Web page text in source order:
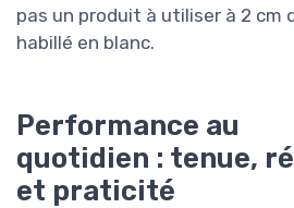
pas un produit à utiliser à 2
habillé en blanc.
Performance au
quotidien : tenue,
et praticité